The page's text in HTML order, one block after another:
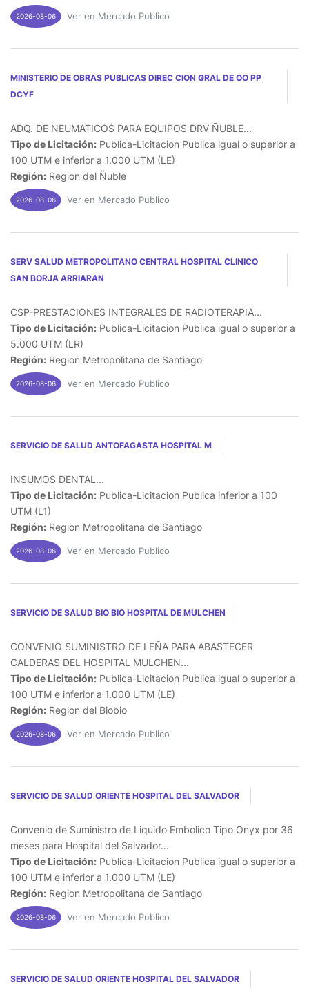
2026-08-06 Ver en Mercado Publico
MINISTERIO DE OBRAS PUBLICAS DIREC CION GRAL DE OO PP
DCYF
ADQ. DE NEUMATICOS PARA EQUIPOS DRV ÑUBLE...
Tipo de Licitación: Publica-Licitacion Publica igual o superior a
100 UTM e inferior a 1.000 UTM (LE)
Región: Region del Ñuble
2026-08-06 Ver en Mercado Publico
SERV SALUD METROPOLITANO CENTRAL HOSPITAL CLINICO
SAN BORJA ARRIARAN
CSP-PRESTACIONES INTEGRALES DE RADIOTERAPIA...
Tipo de Licitación: Publica-Licitacion Publica igual o superior a
5.000 UTM (LR)
Región: Region Metropolitana de Santiago
2026-08-06 Ver en Mercado Publico
SERVICIO DE SALUD ANTOFAGASTA HOSPITAL M
INSUMOS DENTAL...
Tipo de Licitación: Publica-Licitacion Publica inferior a 100
UTM (L1)
Región: Region Metropolitana de Santiago
2026-08-06 Ver en Mercado Publico
SERVICIO DE SALUD BIO BIO HOSPITAL DE MULCHEN
CONVENIO SUMINISTRO DE LEÑA PARA ABASTECER
CALDERAS DEL HOSPITAL MULCHEN...
Tipo de Licitación: Publica-Licitacion Publica igual o superior a
100 UTM e inferior a 1.000 UTM (LE)
Región: Region del Biobio
2026-08-06 Ver en Mercado Publico
SERVICIO DE SALUD ORIENTE HOSPITAL DEL SALVADOR
Convenio de Suministro de Liquido Embolico Tipo Onyx por 36
meses para Hospital del Salvador...
Tipo de Licitación: Publica-Licitacion Publica igual o superior a
100 UTM e inferior a 1.000 UTM (LE)
Región: Region Metropolitana de Santiago
2026-08-06 Ver en Mercado Publico
SERVICIO DE SALUD ORIENTE HOSPITAL DEL SALVADOR